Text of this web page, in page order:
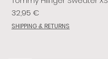
Prix
32,95 €
SHIPPING & RETURNS